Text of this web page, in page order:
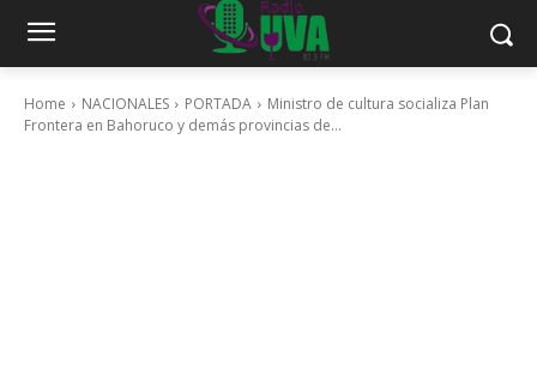
Home NACIONALES PORTADA
Ministro de cultura socializa Plan
Frontera en Bahoruco y demás provincias de...